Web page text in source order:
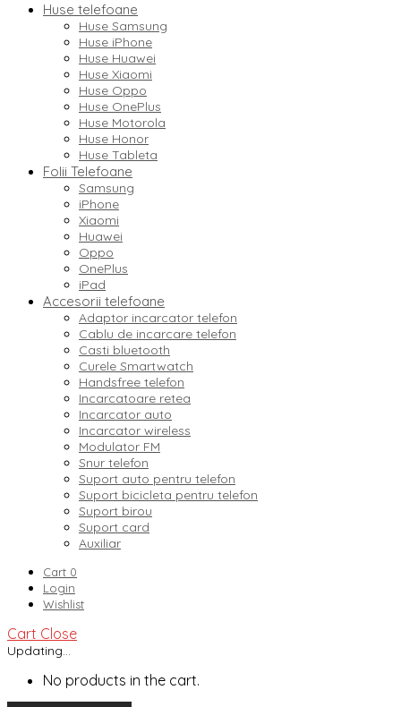
Huse telefoane
Huse Samsung
Huse iPhone
Huse Huawei
Huse Xiaomi
Huse Oppo
Huse OnePlus
Huse Motorola
Huse Honor
Huse Tableta
Folii Telefoane
Samsung
iPhone
Xiaomi
Huawei
Oppo
OnePlus
iPad
Accesorii telefoane
Adaptor incarcator telefon
Cablu de incarcare telefon
Casti bluetooth
Curele Smartwatch
Handsfree telefon
Incarcatoare retea
Incarcator auto
Incarcator wireless
Modulator FM
Snur telefon
Suport auto pentru telefon
Suport bicicleta pentru telefon
Suport birou
Suport card
Auxiliar
Cart 0
Login
Wishlist
Cart Close
Updating…
No products in the cart.